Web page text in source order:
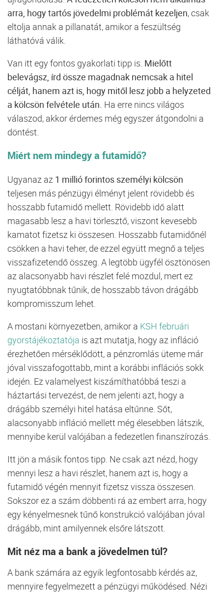
arra, hogytartós jövedelmi problémát kezeljen,csak
eltolja annak a pillanatát, amikor a feszültség
láthatóvá válik.
Van itt egyfontos gyakorlati tipp is. Mielőtt
belevágsz, írd össze magadnak nemcsak a hitel
célját, hanem azt is, hogy mitől lesz jobb a helyzeted
a kölcsön felvétele után. Ha erre nincs világos
válaszod, akkorérdemes még egyszer átgondolni a
döntést.
Miért nem mindegya futamidő?
Ugyanaz az 1 millióforintos személyi kölcsön
teljesen más pénzügyi élményt jelent rövidebb és
hosszabb futamidő mellett. Rövidebb idő alatt
magasabb lesz a havi törlesztő,viszont kevesebb
kamatot fizetsz ki összesen. Hosszabb futamidőnél
csökken a havi teher, deezzel együtt megnő a teljes
visszafizetendőösszeg. A legtöbb ügyfél ösztönösen
az alacsonyabb havi részlet felé mozdul, mert ez
nyugtatóbbnaktűnik, de hosszabb távon drágább
kompromisszum lehet.
A mostani környezetben, amikor a KSH februári
gyorstájékoztatója is azt mutatja, hogy az infláció
érezhetően mérséklődött, a pénzromlás üteme már
jóval visszafogottabb, mint a korábbi inflációs sokk
idején. Ezvalamelyest kiszámíthatóbbá teszi a
háztartási tervezést, de nem jelenti azt, hogy a
drágább személyi hitel hatása eltűnne. Sőt,
alacsonyabb infláció mellett még élesebben látszik,
mennyibe kerül valójában a fedezetlen finanszírozás.
Itt jön a másikfontos tipp. Necsak azt nézd, hogy
mennyi lesz a havi részlet, hanem azt is, hogy a
futamidővégén mennyit fizetszvissza összesen.
Sokszorez a szám döbbenti rá azembert arra, hogy
egy kényelmesnektűnő konstrukcióvalójában jóval
drágább, mint amilyennekelsőre látszott.
Mit néz ma a banka jövedelmentúl?
A bank számára azegyik legfontosabb kérdés az,
mennyirefegyelmezett a pénzügyi működésed. Nézi